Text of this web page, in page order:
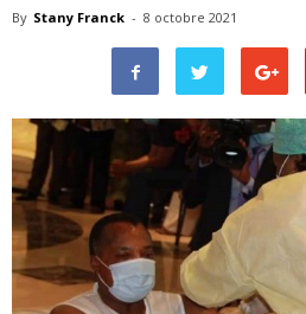
By Stany Franck - 8 octobre 2021